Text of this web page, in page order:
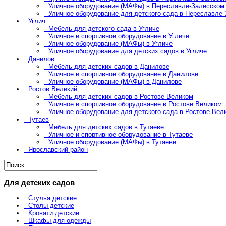
Уличное оборудование (МАФы) в Переславле-Залесском
Уличное оборудование для детского сада в
Углич
Мебель для детского сада в Угличе
Уличное и спортивное оборудование в Угличе
Уличное оборудование (МАФы) в Угличе
Уличное оборудование для детских садов в Угличе
Данилов
Мебель для детских садов в Данилове
Уличное и спортивное оборудование в Данилове
Уличное оборудование (МАФы) в Данилове
Ростов Великий
Мебель для детских садов в Ростове Великом
Уличное и спортивное оборудование в Ростове Великом
Уличное оборудование для детского сада в Ростове
Тутаев
Мебель для детских садов в Тутаеве
Уличное и спортивное оборудование в Тутаеве
Уличное оборудование (МАФы) в Тутаеве
Ярославский район
Для детских садов
Стулья детские
Столы детские
Кровати детские
Шкафы для одежды